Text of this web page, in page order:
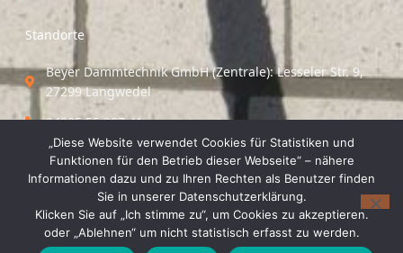
Standorte
Beyer Dämmtechnik GmbH (Zentrale): Lesseler Str. 9,
27299 Langwedel
04235 55 297 41
Standort Vechta / Minden: Osloer Straße 21 49377
Vechta
04441 8 89 93 40
„Diese Website verwendet Cookies für Statistiken und
Funktionen für den Betrieb dieser Webseite“ – nähere
Informationen dazu und zu Ihren Rechten als Benutzer finden
Sie in unserer Datenschutzerklärung.
Klicken Sie auf „Ich stimme zu“, um Cookies zu akzeptieren.
oder „Ablehnen“ um nicht statistisch erfasst zu werden.